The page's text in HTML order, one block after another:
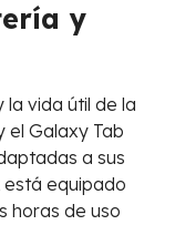
y
la vida útil de la
el Galaxy Tab
a sus
está equipado
horas de uso